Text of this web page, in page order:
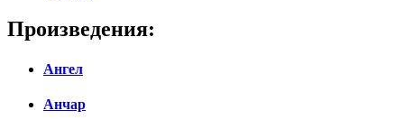
Произведения:
Ангел
Анчар